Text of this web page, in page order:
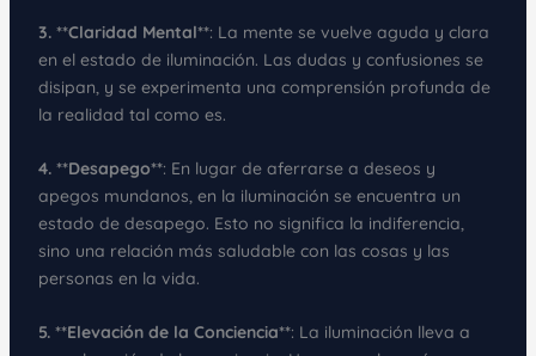
3. **Claridad Mental**: La mente se vuelve aguda y clara
en el estado de iluminación. Las dudas y confusiones se
disipan, y se experimenta una comprensión profunda de
la realidad tal como es.
4. **Desapego**: En lugar de aferrarse a deseos y
apegos mundanos, en la iluminación se encuentra un
estado de desapego. Esto no significa la indiferencia,
sino una relación más saludable con las cosas y las
personas en la vida.
5. **Elevación de la Conciencia**: La iluminación lleva a